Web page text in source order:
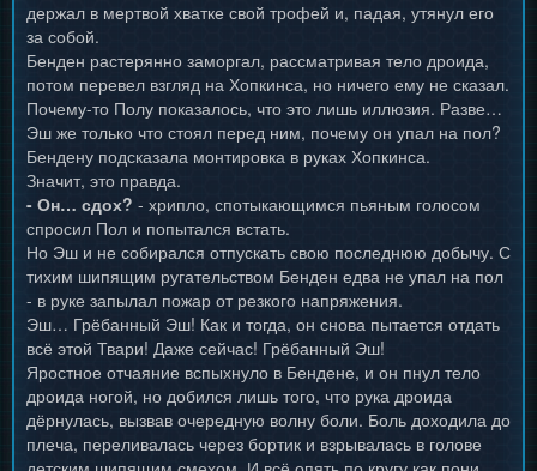
держал в мертвой хватке свой трофей и, падая, утянул его
за собой.
Бенден растерянно заморгал, рассматривая тело дроида,
потом перевел взгляд на Хопкинса, но ничего ему не сказал.
Почему-то Полу показалось, что это лишь иллюзия. Разве…
Эш же только что стоял перед ним, почему он упал на пол?
Бендену подсказала монтировка в руках Хопкинса.
Значит, это правда.
- Он… сдох? - хрипло, спотыкающимся пьяным голосом
спросил Пол и попытался встать.
Но Эш и не собирался отпускать свою последнюю добычу. С
тихим шипящим ругательством Бенден едва не упал на пол
- в руке запылал пожар от резкого напряжения.
Эш… Грёбанный Эш! Как и тогда, он снова пытается отдать
всё этой Твари! Даже сейчас! Грёбанный Эш!
Яростное отчаяние вспыхнуло в Бендене, и он пнул тело
дроида ногой, но добился лишь того, что рука дроида
дёрнулась, вызвав очередную волну боли. Боль доходила до
плеча, переливалась через бортик и взрывалась в голове